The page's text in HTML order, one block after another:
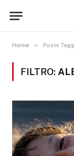
Home » Posts
FILTRO: